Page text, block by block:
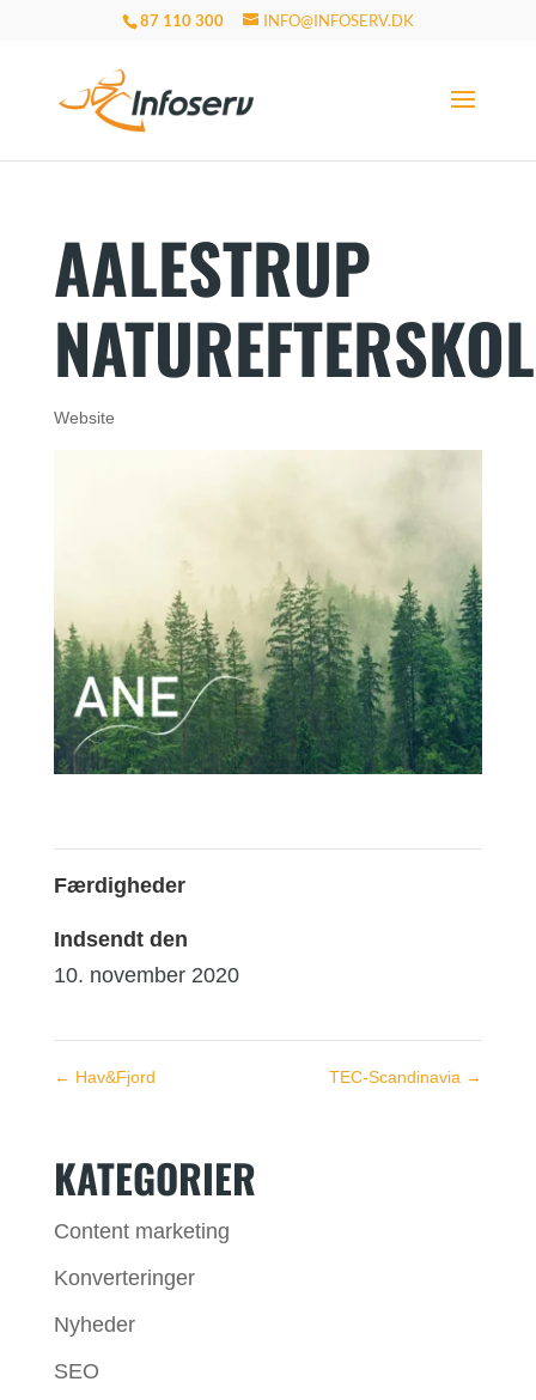
87 110 300 INFO@INFOSERV.DK
AALESTRUP
Website
Færdigheder
Indsendt den
10. november 2020
← Hav&Fjord TEC-Scandinavia →
KATEGORIER
Content marketing
Konverteringer
Nyheder
SEO